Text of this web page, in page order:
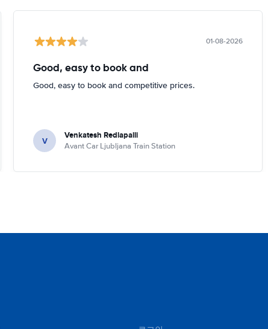
01-08-2026
Good, easy to book and
Good, easy to book and competitive prices.
V Venkatesh Redlapalli
Avant Car Ljubljana Train Station